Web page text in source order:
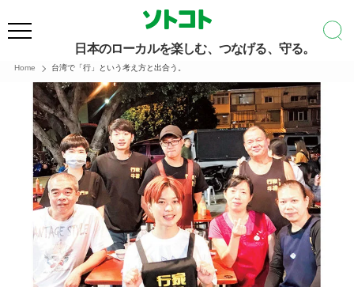
日本のローカルを楽しむ、つなげる、守る。
Home 台湾で「行」という考え方と出合う。